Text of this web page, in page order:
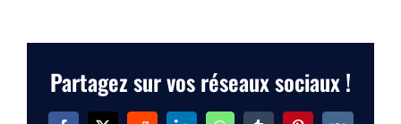
Partagez sur vos réseaux sociaux !